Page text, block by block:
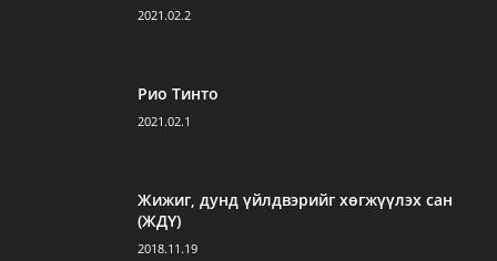
2021.02.2
Рио Тинто
2021.02.1
Жижиг, дунд үйлдвэрийг хөгжүүлэх сан
(ЖДҮ)
2018.11.19